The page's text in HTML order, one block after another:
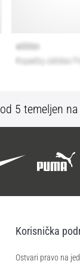
od 5 temeljen na
Korisnička
Ostvari pravo na